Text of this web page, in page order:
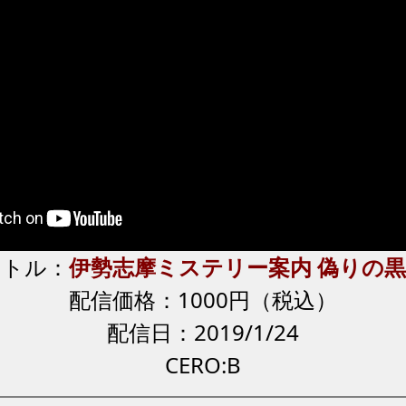
ル：伊勢志摩ミステリー案内 偽りの
配信価格：1000円（税込）
配信日：2019/1/24
CERO:B